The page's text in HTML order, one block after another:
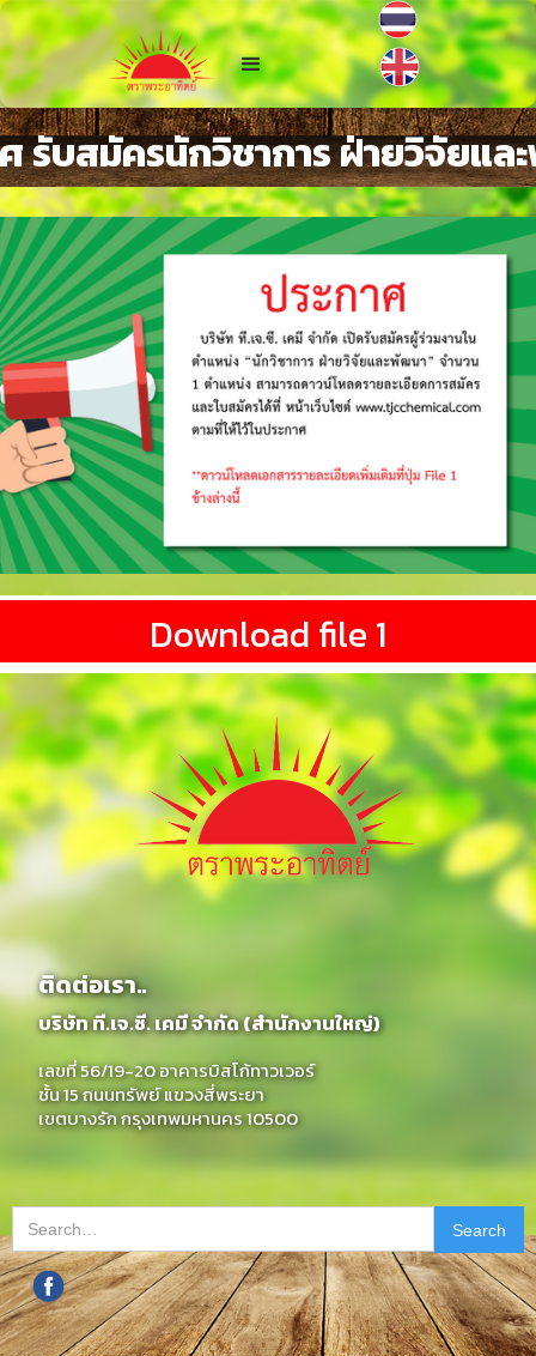
รับสมัครนักวิชาการ ฝ่ายวิจัยแ
Download file 1
ติดต่อเรา..
บริษัท ที.เจ.ซี. เคมี จำกัด (สำนักงานใหญ่)
เลขที่ 56/19-20 อาคารบิสโก้ทาวเวอร์
ชั้น 15 ถนนทรัพย์ แขวงสี่พระยา
เขตบางรัก กรุงเทพมหานคร 10500